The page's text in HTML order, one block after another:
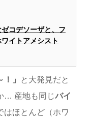
コデソーザと、フ
イトアメシスト
」
と大発見だと
… 産地も同じバイ
はほとんど（ホワ